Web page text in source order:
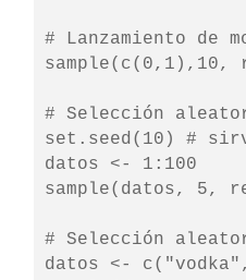
# Lanzamiento de
sample(c(0,1),10,
# Selección
set.seed(10) #
datos <- 1:100
sample(datos, 5,
# Selección
datos <-